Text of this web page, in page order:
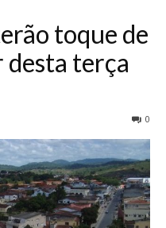
toque de
terça
0